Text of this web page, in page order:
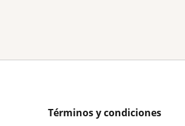
Términos y condiciones